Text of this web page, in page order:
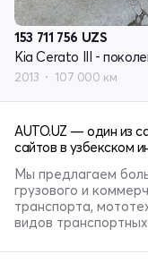
153 711 756 UZS
Kia Cerato III -
2013 107 000 км
AUTO.UZ — один из
сайтов в узбекском
Мы предлагаем
грузового и
транспорта,
видов